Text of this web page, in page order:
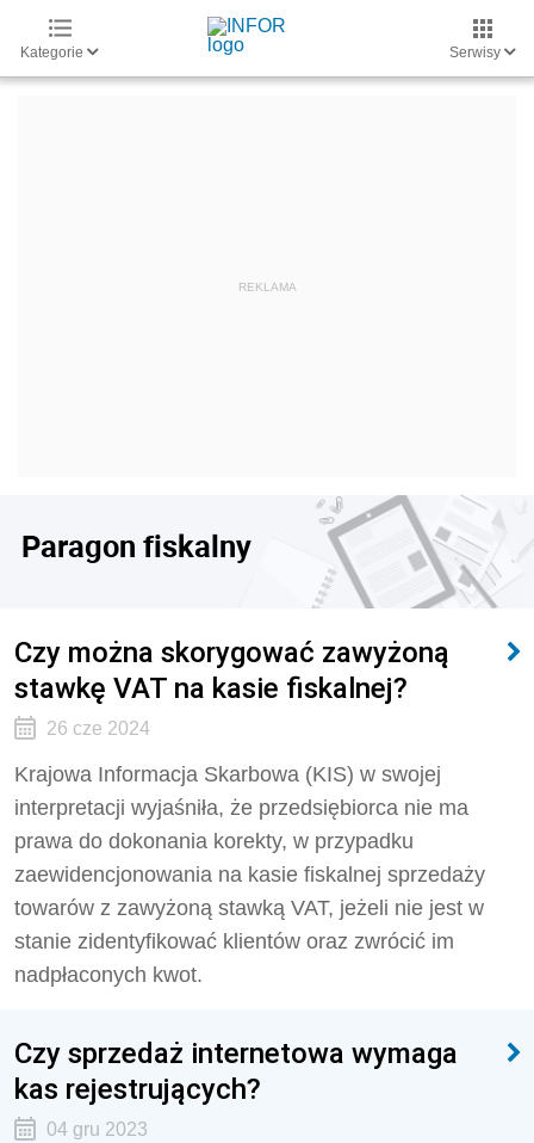
Kategorie Serwisy
Paragon fiskalny
Czy można skorygować zawyżoną
stawkę VAT na kasie fiskalnej?
26 cze 2024
Krajowa Informacja Skarbowa (KIS) w swojej
interpretacji wyjaśniła, że przedsiębiorca nie ma
prawa do dokonania korekty, w przypadku
zaewidencjonowania na kasie fiskalnej sprzedaży
towarów z zawyżoną stawką VAT, jeżeli nie jest w
stanie zidentyfikować klientów oraz zwrócić im
nadpłaconych kwot.
Czy sprzedaż internetowa wymaga
kas rejestrujących?
04 gru 2023